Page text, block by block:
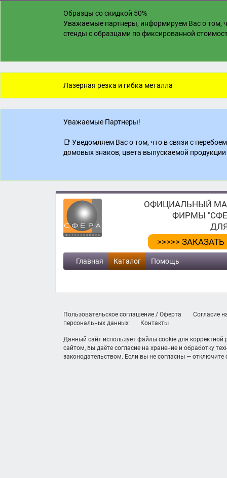
Образцы со скидкой 50%
Уважаемые партнеры, информируем Вас о том,
стенды с образцами по фиксированной
Лазерная резка и гибка металла
Уважаемые Партнеры!
📑 Уведомляем Вас о том, что в связи с
домовых знаков, цвета выпускаемой
ОФИЦИАЛЬНЫЙ
ФИРМЫ
>>>>>
Главная Каталог Помощь
Пользовательское соглашение / Оферта
Согласие
персональных данных
Контакты
Данный сайт использует файлы cookie для
сайтом, вы даёте согласие на хранение и обработку
законодательством. Если вы не согласны — отключите